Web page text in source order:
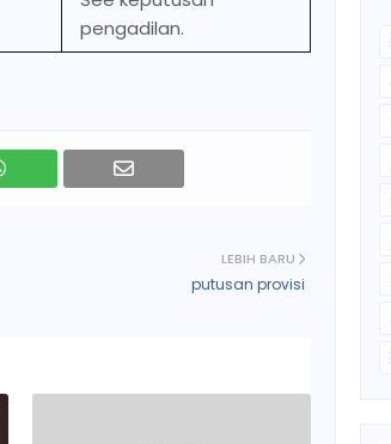
pengadilan.
LEBIH BARU
putusan provisi